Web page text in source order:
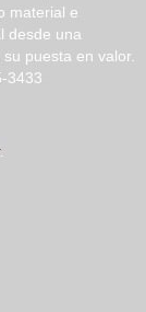
material e
desde una
puesta en valor.
3433
.